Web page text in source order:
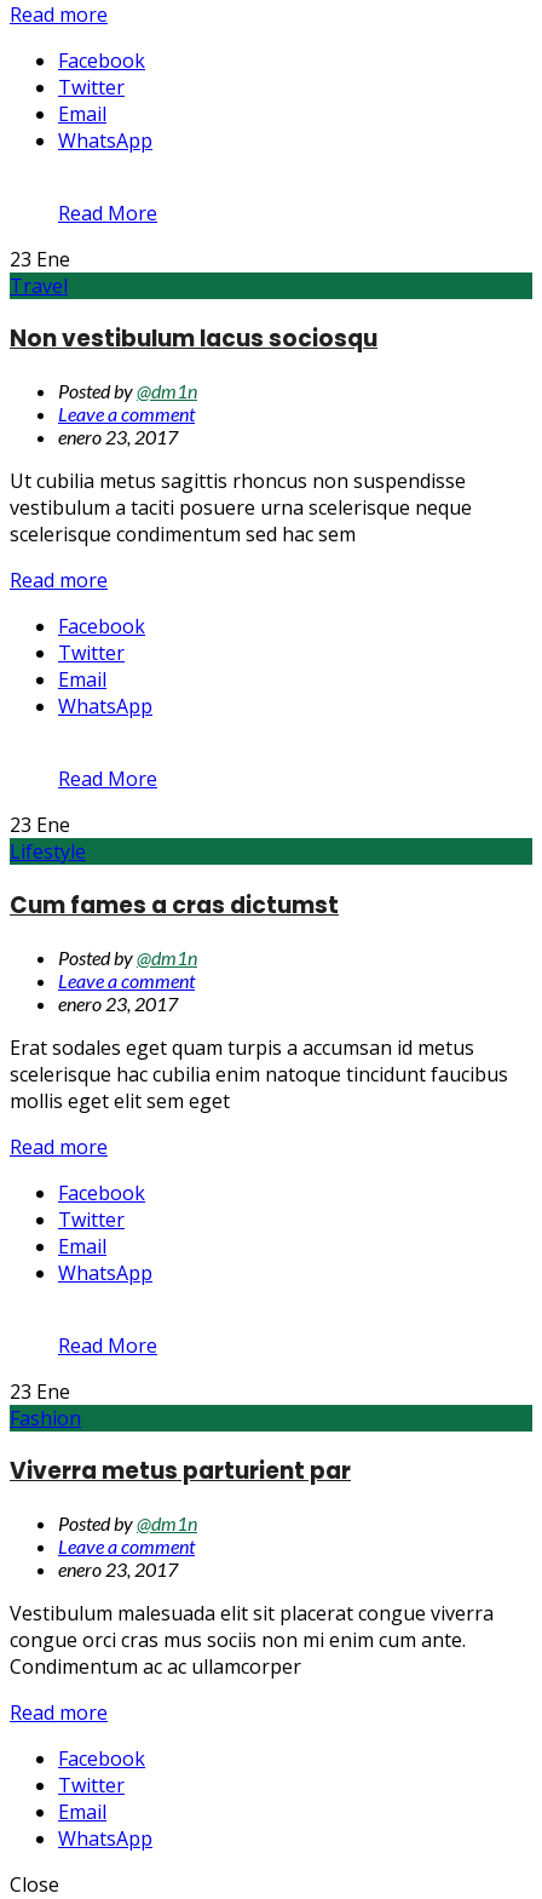
Read more
Facebook
Twitter
Email
WhatsApp
Read More
23 Ene
Travel
Non vestibulum lacus sociosqu
Posted by@dm1n
Leave a comment
enero 23, 2017
Ut cubilia metus sagittis rhoncus non suspendisse
vestibulum a taciti posuere urna scelerisque neque
scelerisque condimentum sed hac sem
Read more
Facebook
Twitter
Email
WhatsApp
Read More
23 Ene
Lifestyle
Cum fames a cras dictumst
Posted by@dm1n
Leave a comment
enero 23, 2017
Erat sodales eget quam turpis a accumsan id metus
scelerisque hac cubilia enim natoque tincidunt faucibus
mollis eget elit sem eget
Read more
Facebook
Twitter
Email
WhatsApp
Read More
23 Ene
Fashion
Viverra metus parturient par
Posted by@dm1n
Leave a comment
enero 23, 2017
Vestibulum malesuada elit sit placerat congue viverra
congue orci cras mus sociis non mi enim cum ante.
Condimentum ac ac ullamcorper
Read more
Facebook
Twitter
Email
WhatsApp
Close